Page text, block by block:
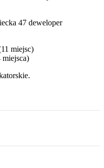
47 deweloper
miejsc)
miejsca)